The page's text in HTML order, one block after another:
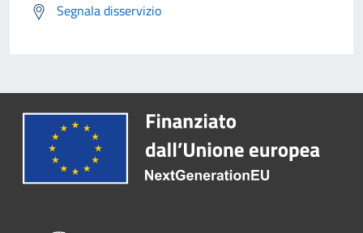
Segnala disservizio